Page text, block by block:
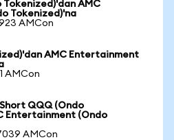
AMC
Tokenized)'na
AMCon
AMC Entertainment
AMCon
QQQ (Ondo
Entertainment (Ondo
AMCon